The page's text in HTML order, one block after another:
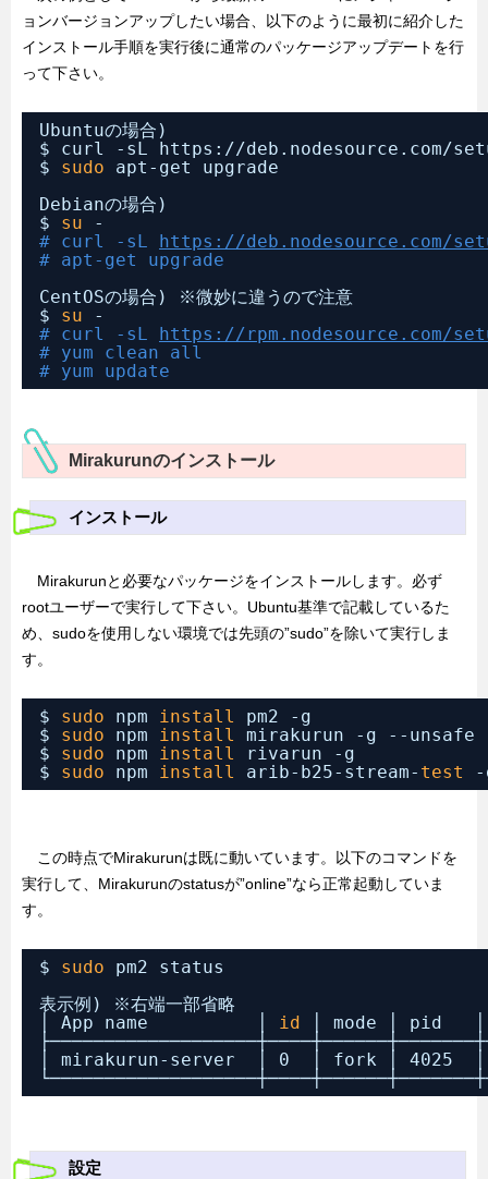
ョンバージョンアップしたい場合、以下のように最初に紹介した
インストール手順を実行後に通常のパッケージアップデートを行
って下さい。
Ubuntuの場合)
$ curl -sL https: //deb .nodesource.com/
$ sudo
apt-get upgrade
Debianの場合)
$ su
-
# curl -sL
https://deb.nodesource.com/
# apt-get upgrade
CentOSの場合) ※微妙に違うので注意
$ su
-
# curl -sL
https://rpm.nodesource.com/
# yum clean all
# yum update
Mirakurunのインストール
インストール
Mirakurunと必要なパッケージをインストールします。必ず
rootユーザーで実行して下さい。Ubuntu基準で記載しているた
め、sudoを使用しない環境では先頭の”sudo”を除いて実行しま
す。
$ sudo npm install
pm2 -g
$ sudo npm install
mirakurun -g --unsafe
$ sudo npm install
rivarun -g
$ sudo npm install arib-b25-stream- test
この時点でMirakurunは既に動いています。以下のコマンドを
実行して、Mirakurunのstatusが”online”なら正常起動していま
す。
$ sudo
pm2 status
表示例) ※右端一部省略
│ App name          │ id
│ mode │ pid
│ mirakurun-server  │ 0  │ fork │ 4025
設定